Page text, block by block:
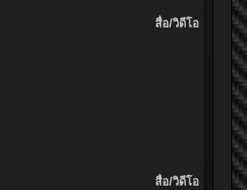
สื่อ/วิดีโอ
สื่อ/วิดีโอ